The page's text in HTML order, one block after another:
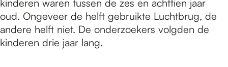
kinderen waren tussen de zes en achttien jaar
oud. Ongeveer de helft gebruikte Luchtbrug, de
andere helft niet. De onderzoekers volgden de
kinderen drie jaar lang.